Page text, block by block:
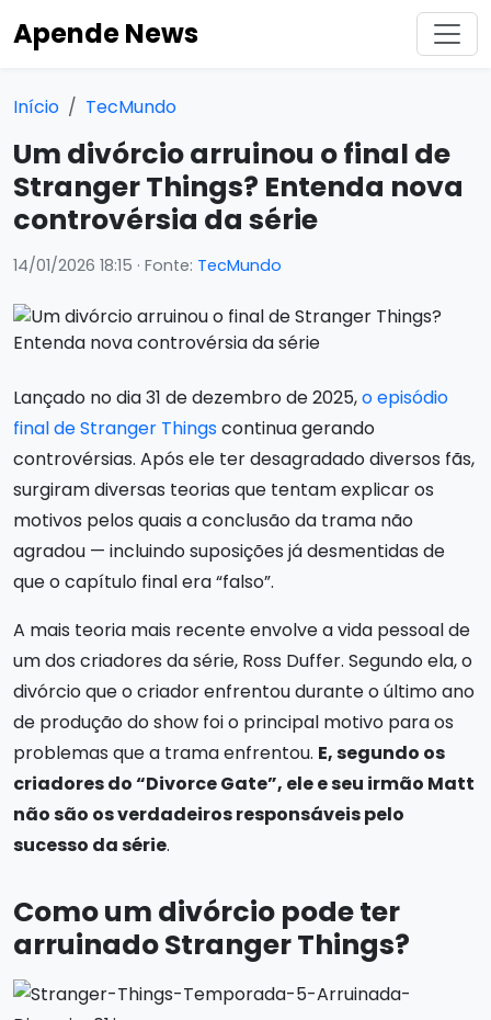
Apende News
Início TecMundo
Um divórcio arruinou o final de
Stranger Things? Entenda nova
controvérsia da série
14/01/2026 18:15 · Fonte: TecMundo
Lançado no dia 31 de dezembro de 2025,o episódio
final de Stranger Thingscontinua gerando
controvérsias. Após ele ter desagradado diversos fãs,
surgiram diversas teorias que tentam explicar os
motivos pelos quais a conclusão da trama não
agradou — incluindo suposições já desmentidas de
que o capítulo final era “falso”.
A mais teoria mais recente envolve a vida pessoal de
um dos criadores da série, Ross Duffer. Segundo ela, o
divórcio que o criador enfrentou durante o último ano
de produção do show foi o principal motivo para os
problemas que a trama enfrentou. E, segundo os
criadores do “Divorce Gate”, ele e seu irmão Matt
não são os verdadeiros responsáveis pelo
sucesso da série.
Como um divórcio pode ter
arruinado Stranger Things?